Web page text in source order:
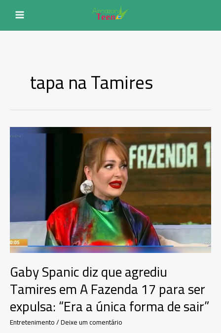
conteúdo
tapa na Tamires
Gaby Spanic diz que agrediu
Tamires em A Fazenda 17 para ser
expulsa: “Era a única forma de sair”
Entretenimento/Deixe um comentário